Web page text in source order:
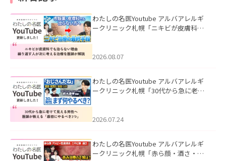
わたしの名医Youtube アルバアレルギ
ークリニック札幌「ニキビが皮膚科で
ました。
2026.08.07
わたしの名医Youtube アルバアレルギ
ークリニック札幌「30代から急に老け
た。
2026.07.24
わたしの名医Youtube アルバアレルギ
ークリニック札幌「赤ら顔・酒さ・ニ